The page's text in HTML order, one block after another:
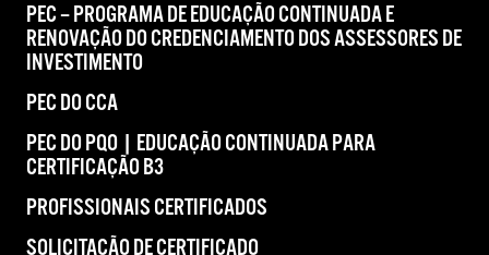
PEC – PROGRAMA DE EDUCAÇÃO CONTINUADA E
RENOVAÇÃO DO CREDENCIAMENTO DOS ASSESSORES DE
INVESTIMENTO
PEC DO CCA
PEC DO PQO | EDUCAÇÃO CONTINUADA PARA
CERTIFICAÇÃO B3
PROFISSIONAIS CERTIFICADOS
SOLICITAÇÃO DE CERTIFICADO